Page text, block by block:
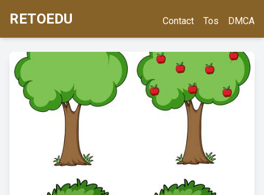
RETOEDU Contact Tos DMCA